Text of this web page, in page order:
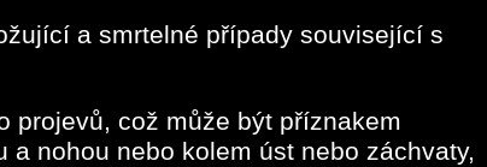
a smrtelné případy související s
projevů, což může být příznakem
nohou nebo kolem úst nebo záchvaty,